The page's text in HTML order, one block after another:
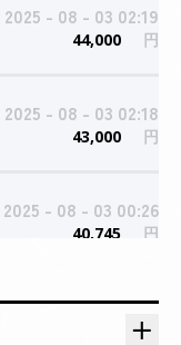
2025 - 08 - 03 02:19
44,000 円
2025 - 08 - 03 02:18
43,000 円
2025 - 08 - 03 00:26
40,745 円
2025 - 08 - 03 00:00
円